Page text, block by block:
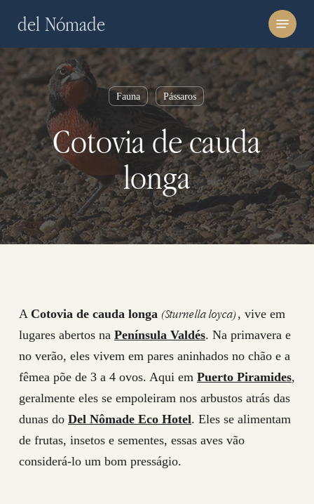
content
del Nómade Menu
Fauna Pássaros
Cotovia de cauda
longa
A Cotovia de cauda longa (Sturnella loyca) , vive em
lugares abertos na Península Valdés. Na primavera e
no verão, eles vivem em pares aninhados no chão e a
fêmea põe de 3 a 4 ovos. Aqui em Puerto Piramides,
geralmente eles se empoleiram nos arbustos atrás das
dunas do Del Nômade Eco Hotel. Eles se alimentam
de frutas, insetos e sementes, essas aves vão
considerá-lo um bom presságio.